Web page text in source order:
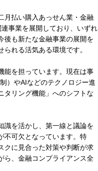
月払い購入あっせん業・金融
事業を展開しており、いずれ
後も新たな金融事業の展開を
れる活気ある環境です。
能を担っています。現在は事
）やAIなどのテクノロジー進
タリング機能」へのシフトな
識を活かし、第一線と議論を
不可欠となっています。特
クに見合った対策や判断が求
ら、金融コンプライアンス全